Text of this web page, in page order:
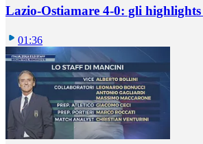
Lazio-Ostiamare 4-0: gli
01:36